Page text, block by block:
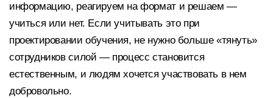
информацию, реагируем на формат и решаем —
учиться или нет. Если учитывать это при
проектировании обучения, не нужно больше «тянуть»
сотрудников силой — процесс становится
естественным, и людям хочется участвовать в нем
добровольно.